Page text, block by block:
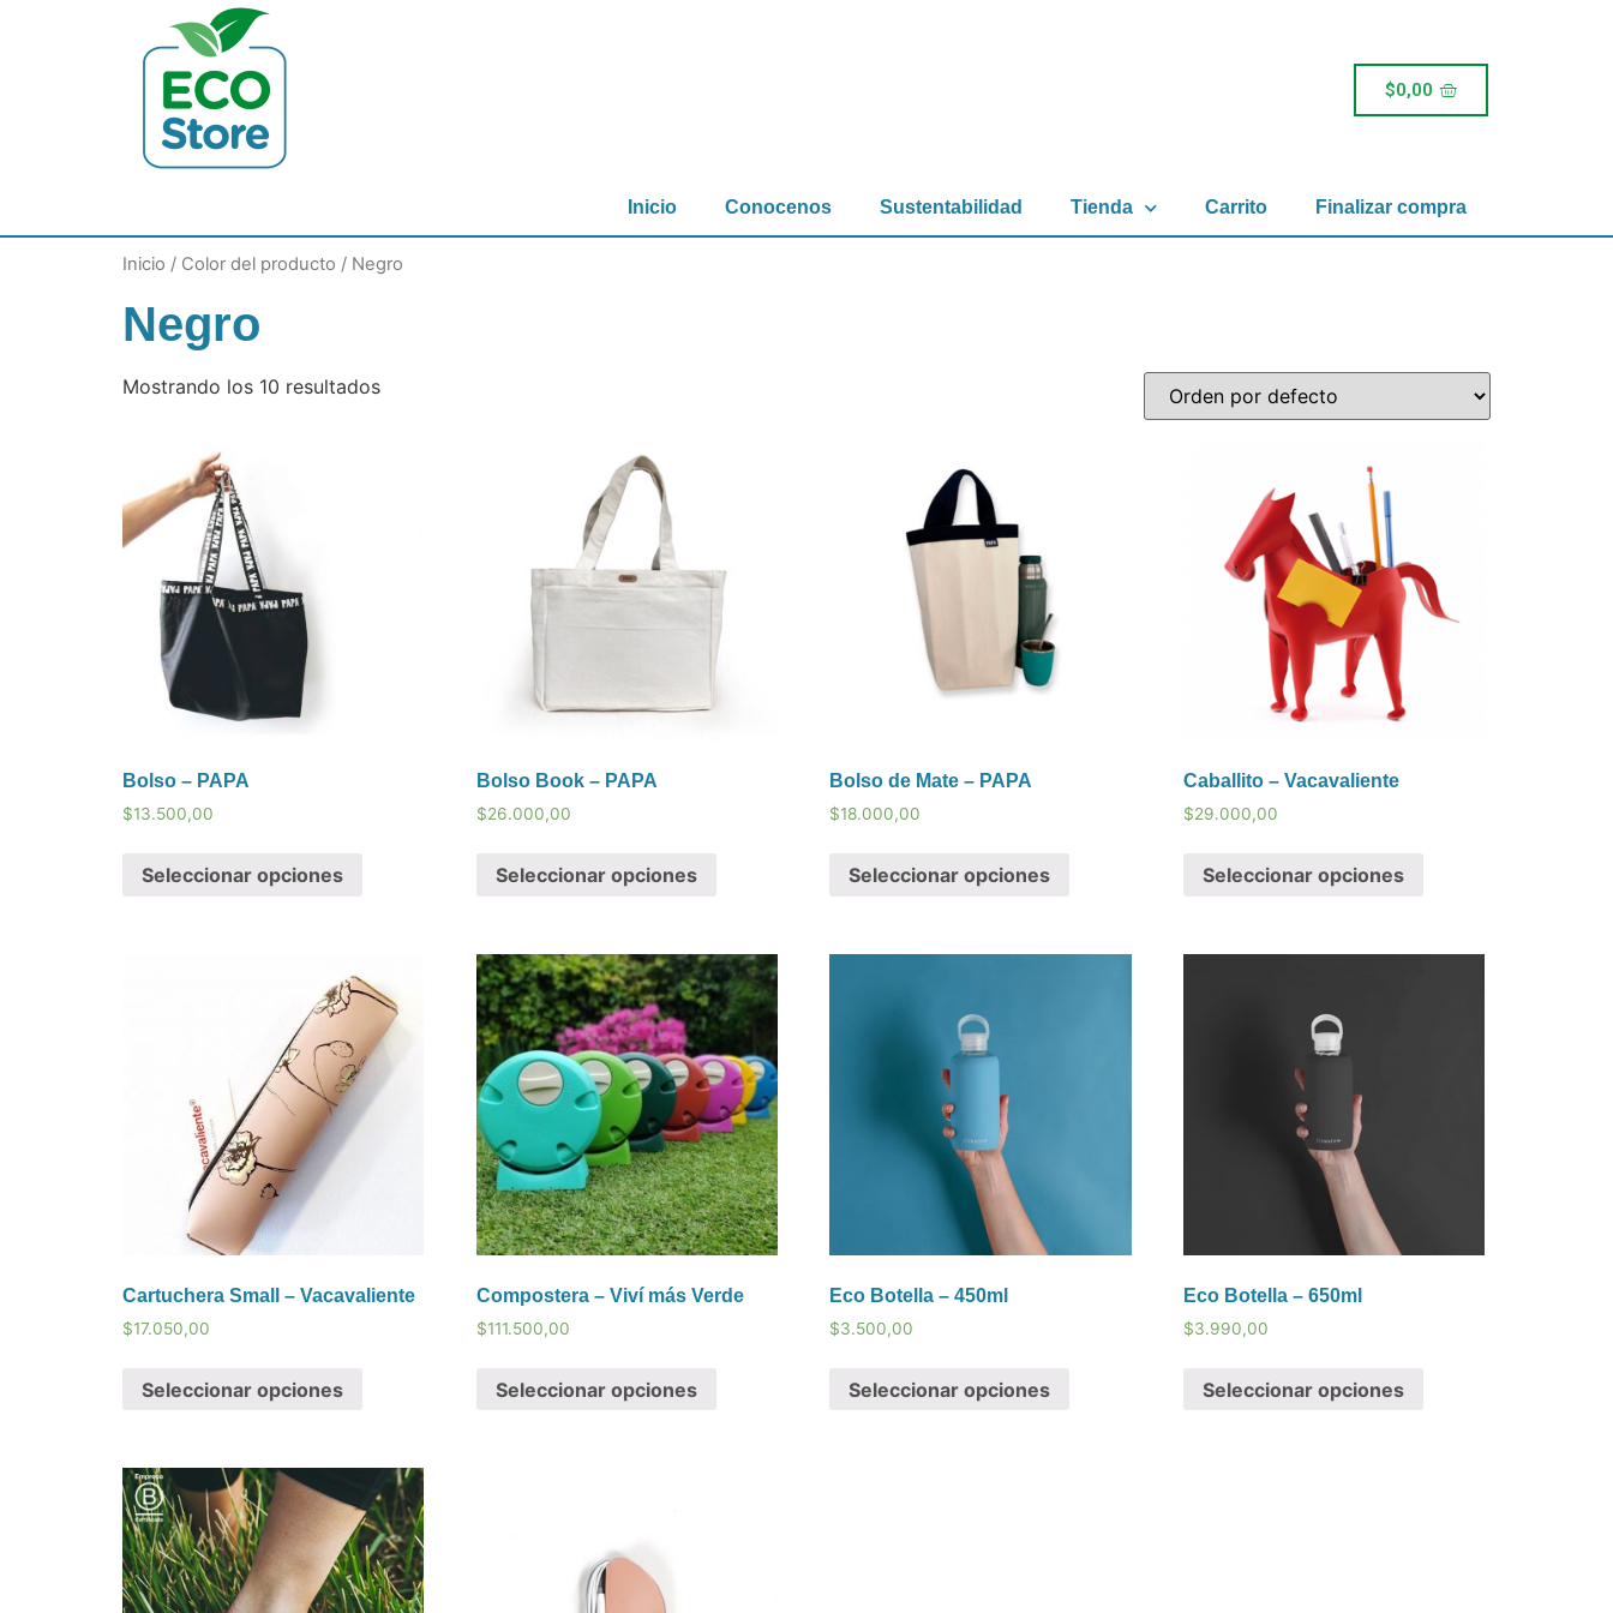
$0,00
Inicio Conocenos Sustentabilidad Tienda Carrito Finalizar compra
Inicio / Color del producto / Negro
Negro
Mostrando los 10 resultados
Bolso – PAPA
$13.500,00
Seleccionar opciones
Bolso Book – PAPA
$26.000,00
Seleccionar opciones
Bolso de Mate – PAPA
$18.000,00
Seleccionar opciones
Caballito – Vacavaliente
$29.000,00
Seleccionar opciones
Cartuchera Small – Vacavaliente
$17.050,00
Seleccionar opciones
Compostera – Viví más Verde
$111.500,00
Seleccionar opciones
Eco Botella – 450ml
$3.500,00
Seleccionar opciones
Eco Botella – 650ml
$3.990,00
Seleccionar opciones